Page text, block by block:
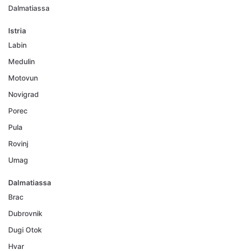
Dalmatiassa
Istria
Labin
Medulin
Motovun
Novigrad
Porec
Pula
Rovinj
Umag
Dalmatiassa
Brac
Dubrovnik
Dugi Otok
Hvar